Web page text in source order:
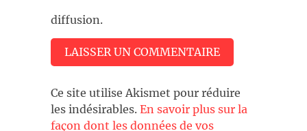
diffusion.
Ce site utilise Akismet pour réduire
les indésirables. En savoir plus sur la
façon dont les données de vos